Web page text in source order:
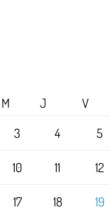
M J V
3 4 5
10 11 12
17 18 19